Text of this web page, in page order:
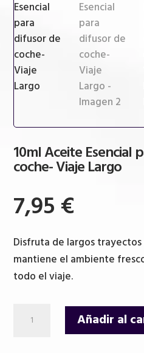
10ml Aceite Esencial
coche- Viaje Largo
7,95€
Disfruta de largos trayectos
mantiene el ambiente
todo el viaje.
Aceite
Añadir al